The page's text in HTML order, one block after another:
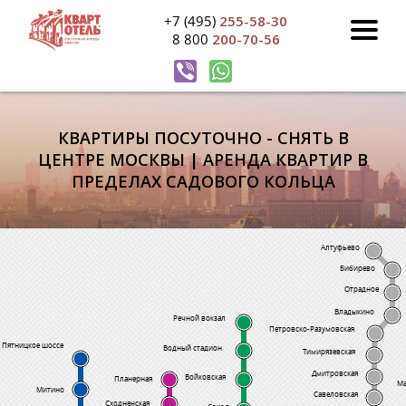
+7 (495) 255-58-30
8 800 200-70-56
КВАРТИРЫ ПОСУТОЧНО - СНЯТЬ В
ЦЕНТРЕ МОСКВЫ | АРЕНДА КВАРТИР В
ПРЕДЕЛАХ САДОВОГО КОЛЬЦА
Планерная
Сходненская
Речной вокзал
Водный стадион
Войковская
Митино Савеловская
Дмитровская
Тимирязевская
Петровско-Разумовская
Владыкино
Отрадное
Бибирево
Алтуфьево
Пятницкое шоссе